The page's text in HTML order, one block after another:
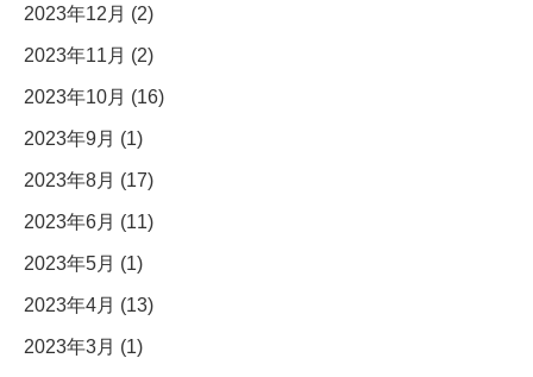
2023年12月 (2)
2023年11月 (2)
2023年10月 (16)
2023年9月 (1)
2023年8月 (17)
2023年6月 (11)
2023年5月 (1)
2023年4月 (13)
2023年3月 (1)